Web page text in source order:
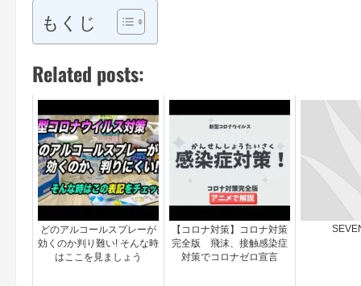
もくじ
Related posts:
どのアルコールスプレーが
効くのか判り難い! そんな時
はここを見ましょう
【コロナ対策】コロナ対策
完全版 飛沫、接触感染症
対策でコロナゼロ宣言